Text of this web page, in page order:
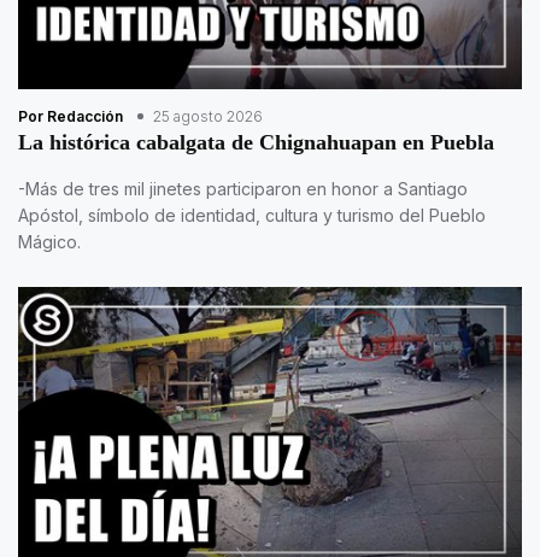
Por Redacción 25 agosto 2026
La histórica cabalgata de Chignahuapan en Puebla
-Más de tres mil jinetes participaron en honor a Santiago
Apóstol, símbolo de identidad, cultura y turismo del Pueblo
Mágico.